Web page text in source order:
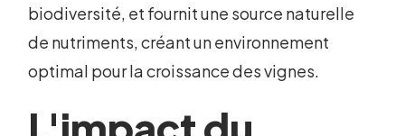
biodiversité, et fournit une source naturelle
de nutriments, créant un environnement
optimal pour la croissance des vignes.